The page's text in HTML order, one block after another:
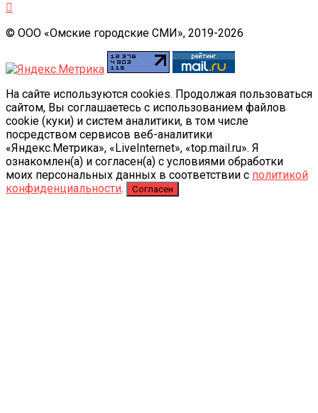
© ООО «Омские городские СМИ», 2019-2026
На сайте используются cookies. Продолжая пользоваться
сайтом, Вы соглашаетесь с использованием файлов
cookie (куки) и систем аналитики, в том числе
посредством сервисов веб-аналитики
«Яндекс.Метрика», «LiveInternet», «top.mail.ru». Я
ознакомлен(а) и согласен(а) с условиями обработки
моих персональных данных в соответствии с политикой
конфиденциальности. Согласен